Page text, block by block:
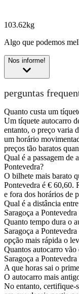
103.62kg
Algo que podemos
Nos informe!
perguntas
Quanto custa um
Um tíquete autocarro
entanto, o preço varia
um horário
preços tão baratos
Qual é a passagem de
Pontevedra?
O bilhete mais barato
Pontevedra é € 60,60.
e fora dos horários de
Qual é a distância
Saragoça a
Quanto tempo dura o
Saragoça a
opção mais rápida o
Quantos autocarro vão
Saragoça a
A que horas sai o
O autocarro mais
No entanto, certifique-